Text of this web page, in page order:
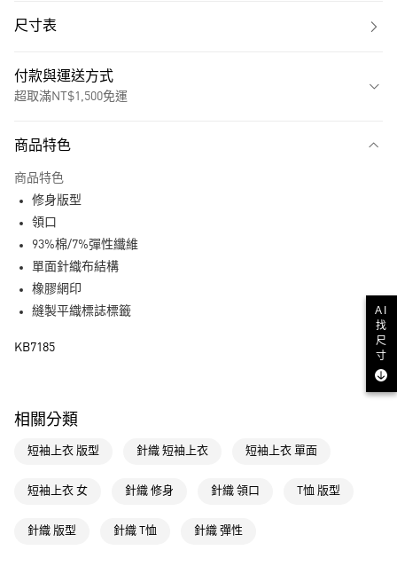
尺寸表
付款與運送方式
超取滿NT$1,500免運
LINE Pay
每筆NT$80，滿NT$1,500(含以上)免運費
每筆NT$80，滿NT$1,500(含以上)免運費
萊爾富取貨付款
付款後萊爾富取貨
每筆NT$80，滿NT$1,500(含以上)免運費
商品特色
商品特色
修身版型
領口
93%棉/7%彈性纖維
單面針織布結構
橡膠網印
縫製平織標誌標籤
KB7185
相關分類
短袖上衣 版型 針織 短袖上衣 短袖上衣 單面
短袖上衣 女 針織 修身 針織 領口 T恤 版型
針織 版型 針織 T恤 針織 彈性
AI
找
尺
寸